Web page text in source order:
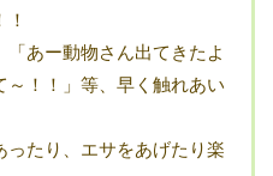
あー動物さん出てきたよ
～！！」等、早く触れあい
ったり、エサをあげたり楽